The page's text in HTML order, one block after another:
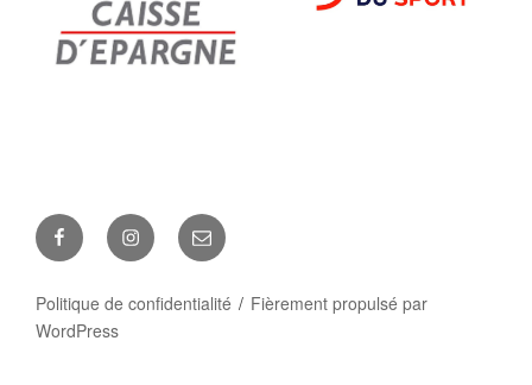
FacebookInstagramE-
mail
Politique de confidentialité
Fièrement propulsé par
WordPress